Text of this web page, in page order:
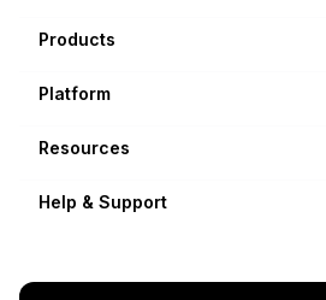
Products
Platform
Resources
Help & Support